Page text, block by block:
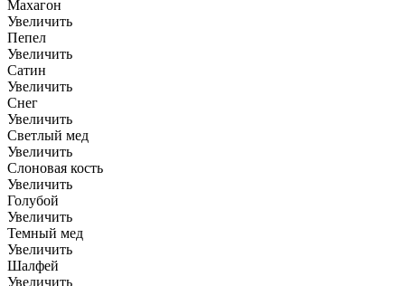
Махагон
Увеличить
Пепел
Увеличить
Сатин
Увеличить
Снег
Увеличить
Светлый мед
Увеличить
Слоновая кость
Увеличить
Голубой
Увеличить
Темный мед
Увеличить
Шалфей
Увеличить